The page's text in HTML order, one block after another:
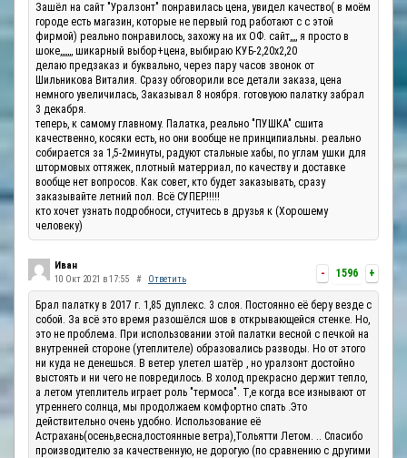
Зашёл на сайт "Уралзонт" понравилась цена, увидел качество( в моём
городе есть магазин, которые не первый год работают с с этой
фирмой) реально понравилось, захожу на их ОФ. сайт,,,, я просто в
шоке,,,,,,, шикарный выбор+цена, выбираю КУБ-2,20х2,20
делаю предзаказ и буквально, через пару часов звонок от
Шильникова Виталия. Сразу обговорили все детали заказа, цена
немного увеличилась, Заказывал 8 ноября. готовуюю палатку забрал
3 декабря.
теперь, к самому главному. Палатка, реально "ПУШКА" сшита
качественно, косяки есть, но они вообще не принципиальны. реально
собирается за 1,5-2минуты, радуют стальные хабы, по углам ушки для
штормовых оттяжек, плотный матерриал, по качеству и доставке
вообще нет вопросов. Как совет, кто будет заказывать, сразу
заказывайте летний пол. Всё СУПЕР!!!!!
кто хочет узнать подробноси, стучитесь в друзья к (Хорошему
человеку)
- 1596 +
Иван
10 Окт 2021 в 17:55 # Ответить
Брал палатку в 2017 г. 1,85 дуплекс. 3 слоя. Постоянно её беру везде с
собой. За всё это время разошёлся шов в открывающейся стенке. Но,
это не проблема. При использовании этой палатки весной с печкой на
внутренней стороне (утеплителе) образовались разводы. Но от этого
ни куда не денешься. В ветер улетел шатёр , но уралзонт достойно
выстоять и ни чего не повредилось. В холод прекрасно держит тепло,
а летом утеплитель играет роль "термоса". Т,е когда все изнывают от
утреннего солнца, мы продолжаем комфортно спать .Это
действительно очень удобно. Использование её
Астрахань(осень,весна,постоянные ветра),Тольятти Летом. .. Спасибо
производителю за качественную, не дорогую (по сравнению с другими